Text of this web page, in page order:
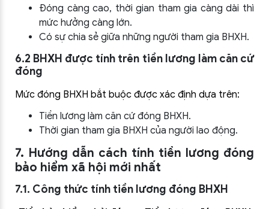
Đóng càng cao, thời gian tham gia càng dài thì
mức hưởng càng lớn.
Có sự chia sẻ giữa những người tham gia BHXH.
6.2 BHXH được tính trên tiền lương làm căn cứ
đóng
Mức đóng BHXH bắt buộc được xác định dựa trên:
Tiền lương làm căn cứ đóng BHXH.
Thời gian tham gia BHXH của người lao động.
7. Hướng dẫn cách tính tiền lương đóng
bảo hiểm xã hội mới nhất
7.1. Công thức tính tiền lương đóng BHXH